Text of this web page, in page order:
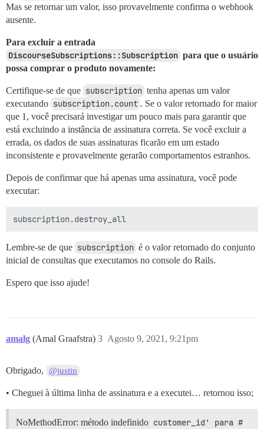
Mas se retornar um valor, isso provavelmente confirma o webhook
ausente.
Para excluir a entrada
DiscourseSubscriptions::Subscription para que o usuário
possa comprar o produto novamente:
Certifique-se de que subscription tenha apenas um valor
executando subscription.count . Se o valor retornado for maior
que 1, você precisará investigar um pouco mais para garantir que
está excluindo a instância de assinatura correta. Se você excluir a
errada, os dados de suas assinaturas ficarão em um estado
inconsistente e provavelmente gerarão comportamentos estranhos.
Depois de confirmar que há apenas uma assinatura, você pode
executar:
Lembre-se de que subscription é o valor retornado do conjunto
inicial de consultas que executamos no console do Rails.
Espero que isso ajude!
amalg (Amal Graafstra) Agosto 9, 2021, 9:21pm
3
Obrigado, @justin
• Cheguei à última linha de assinatura e a executei… retornou isso;
NoMethodError: método indefinido customer_id' para #